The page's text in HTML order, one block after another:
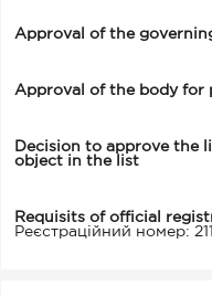
Approval of the
Approval of the body
Decision to approve the
object in the list
Requisits of official
Реєстраційний номер: